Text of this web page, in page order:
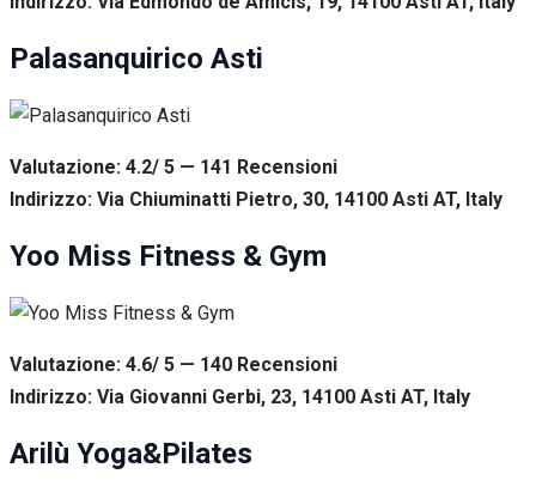
Palasanquirico Asti
Valutazione: 4.2/ 5 — 141 Recensioni
Indirizzo: Via Chiuminatti Pietro, 30, 14100 Asti AT, Italy
Yoo Miss Fitness & Gym
Valutazione: 4.6/ 5 — 140 Recensioni
Indirizzo: Via Giovanni Gerbi, 23, 14100 Asti AT, Italy
Arilù Yoga&Pilates